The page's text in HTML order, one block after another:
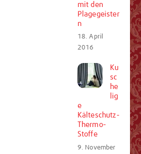
mit den
Plagegeister
n
18. April
2016
Ku
sc
he
lig
e
Kälteschutz-
Thermo-
Stoffe
9. November